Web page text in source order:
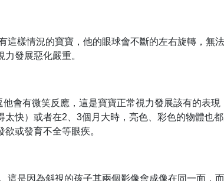
這樣情況的寶寶，他的眼球會不斷的左右旋轉，無
發展惡化嚴重。
會有微笑反應，這是寶寶正常視力發展該有的表
快）或者在2、3個月大時，亮色、彩色的物體也
或發育不全等眼疾。
這是因為斜視的孩子其兩個影像會成像在同一面，